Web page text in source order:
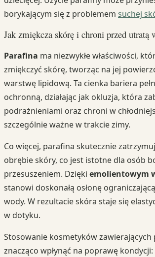
borykającym się z problemem suchej
Jak zmiękcza skórę i chroni przed utratą
Parafina ma niezwykłe właściwości,
zmiękczyć skórę, tworząc na jej
warstwę lipidową. Ta cienka bariera
ochronną, działając jak okluzja, która
podrażnieniami oraz chroni w
szczególnie ważne w trakcie zimy.
Co więcej, parafina skutecznie
obrębie skóry, co jest istotne dla osób
przesuszeniem. Dzięki emolientowym
stanowi doskonałą osłonę
wody. W rezultacie skóra staje się
w dotyku.
Stosowanie kosmetyków zawierających
znacząco wpłynąć na poprawę kondycji: